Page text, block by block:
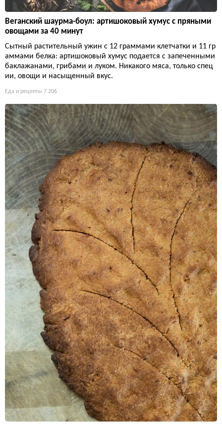
Веганский шаурма-боул: артишоковый хумус с пряными
овощами за 40 минут
Сытный растительный ужин с 12 граммами клетчатки и 11 гр
аммами белка: артишоковый хумус подается с запеченными
баклажанами, грибами и луком. Никакого мяса, только спец
ии, овощи и насыщенный вкус.
Еда и рецепты 7 206